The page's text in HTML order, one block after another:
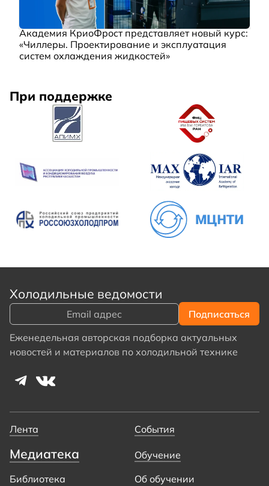
Академия КриоФрост представляет новый курс:
«Чиллеры. Проектирование и эксплуатация
систем охлаждения жидкостей»
При поддержке
Холодильные ведомости
Еженедельная авторская подборка актуальных
новостей и материалов по холодильной технике
Лента События
Медиатека
Библиотека
Обучение
Об обучении